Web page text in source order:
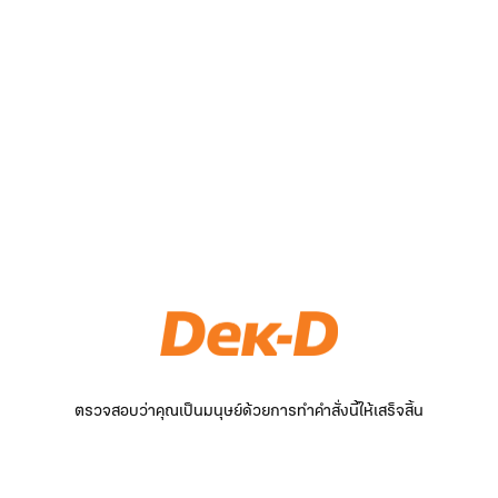
ตรวจสอบว่าคุณเป็นมนุษย์ด้วยการทำคำสั่งนี้ให้เสร็จสิ้น